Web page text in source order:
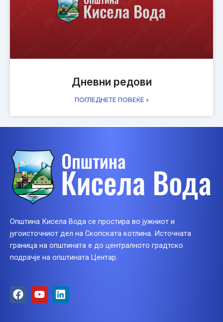
Дневни редови
ПОГЛЕДНЕТЕ ПОВЕЌЕ »
Општина Кисела Вода се простира во јужниот и
југоисточниот дел на Скопската котлина. Источната
граница на општината е до централното градтско
подрачје на општината Центар.
F
a
Y
o
L
i